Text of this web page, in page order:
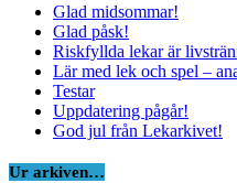
Glad midsommar!
Glad påsk!
Riskfyllda lekar är
Lär med lek och spel –
Testar
Uppdatering pågår!
God jul från Lekarkivet!
Ur arkiven…